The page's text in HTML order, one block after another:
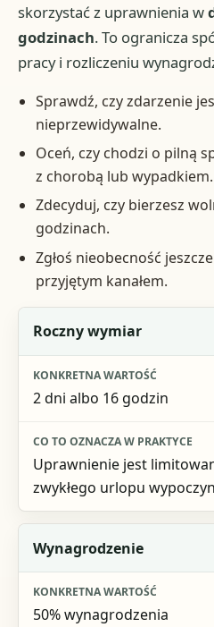
skorzystać z uprawnienia w
godzinach. To ogranicza
pracy i rozliczeniu
Sprawdź, czy zdarzenie
nieprzewidywalne.
Oceń, czy chodzi o pilną
z chorobą lub wypadkiem.
Zdecyduj, czy bierzesz
godzinach.
Zgłoś nieobecność
przyjętym kanałem.
Element
Konkretna wartość
Co to oznacza w praktyce
Roczny wymiar
2 dni albo 16 godzin
Uprawnienie jest
zwykłego urlopu
Wynagrodzenie
50% wynagrodzenia